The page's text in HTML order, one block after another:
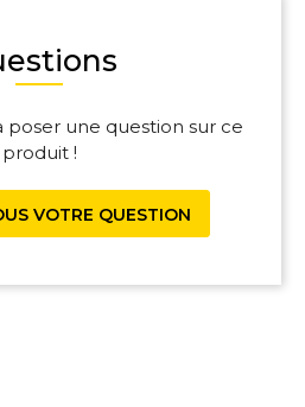
poser une question sur ce
produit !
VOTRE QUESTION